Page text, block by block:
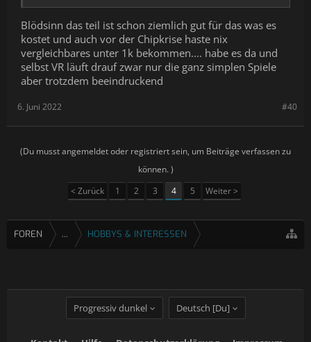
Blödsinn das teil ist schon ziemlich gut für das was es
kostet und auch vor der Chipkrise haste nix
vergleichbares unter 1k bekommen.... habe es da und
selbst VR läuft drauf zwar nur die ganz simplen Spiele
aber trotzdem beeindruckend
#40
6. Juni 2022
(Du musst angemeldet oder registriert sein, um Beiträge verfassen zu
können. )
< Zurück
1 2 3 4 5 Weiter >
FOREN ... HOBBYS & INTERESSEN
Progressiv dunkel Deutsch [Du]